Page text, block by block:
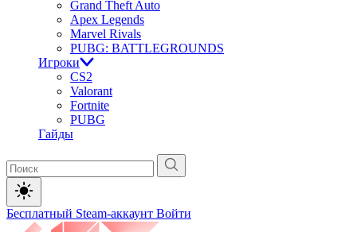
Grand Theft Auto
Apex Legends
Marvel Rivals
PUBG: BATTLEGROUNDS
Игроки
CS2
Valorant
Fortnite
PUBG
Гайды
Бесплатный Steam-аккаунт Войти